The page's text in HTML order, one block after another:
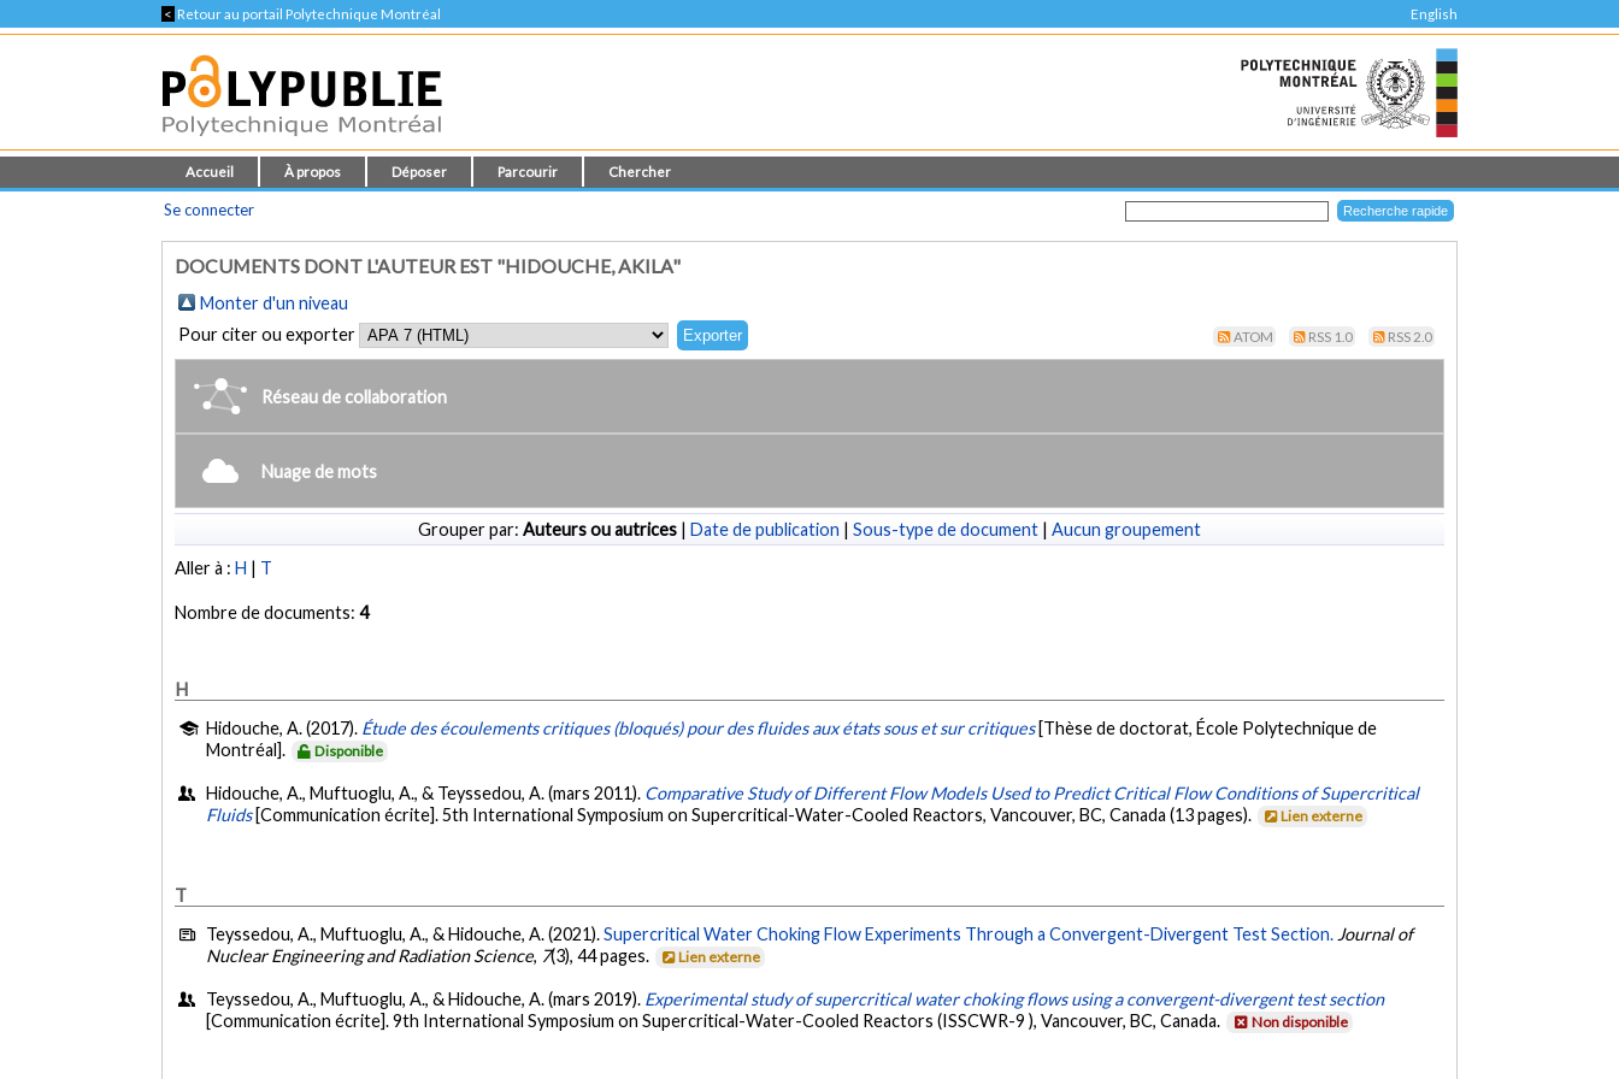
< Retour au portail Polytechnique Montréal English
Accueil À propos Déposer Parcourir Chercher
Se connecter
DOCUMENTS DONT L'AUTEUR EST "HIDOUCHE, AKILA"
Monter d'un niveau
Pour citer ou exporter
ATOM RSS 1.0 RSS 2.0
Réseau de collaboration
Nuage de mots
Grouper par: Auteurs ou autrices | Date de publication | Sous-type de document | Aucun groupement
Aller à :H | T
Nombre de documents:4
H
Hidouche, A. (2017). Étude des écoulements critiques (bloqués) pour des fluides aux états sous et sur critiques [Thèse de doctorat, École Polytechnique de
Montréal].
Disponible
Hidouche, A., Muftuoglu, A., & Teyssedou, A. (mars 2011). Comparative Study of Different Flow Models Used to Predict Critical Flow Conditions of Supercritical
Fluids [Communication écrite]. 5th International Symposium on Supercritical-Water-Cooled Reactors, Vancouver, BC, Canada (13 pages). Lien externe
T
Teyssedou, A., Muftuoglu, A., & Hidouche, A. (2021).Supercritical Water Choking Flow Experiments Through a Convergent-Divergent Test Section. Journal of
Nuclear Engineering and Radiation Science, 7(3), 44 pages. Lien externe
Teyssedou, A., Muftuoglu, A., & Hidouche, A. (mars 2019). Experimental study of supercritical water choking flows using a convergent-divergent test section
[Communication écrite]. 9th International Symposium on Supercritical-Water-Cooled Reactors (ISSCWR-9 ), Vancouver, BC, Canada.
Non disponible